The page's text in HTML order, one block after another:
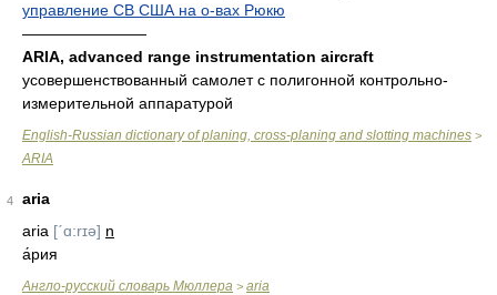
управление СВ США на о-вах Рюкю
————————
ARIA, advanced range instrumentation aircraft
усовершенствованный самолет с полигонной контрольно-
измерительной аппаратурой
English-Russian dictionary of planing, cross-planing and slotting machines >
ARIA
4
aria
aria [ˊɑ:rɪə] n
а́рия
Англо-русский словарь Мюллера > aria